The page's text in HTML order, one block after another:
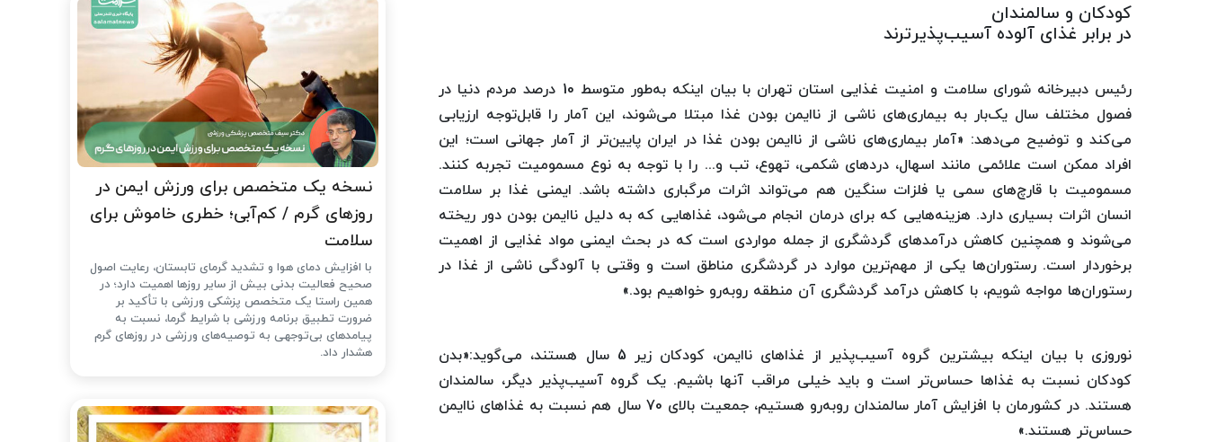
کودکان و سالمندان
در برابر غذای آلوده آسیب‌پذیرترند
رئیس دبیرخانه شورای سلامت و امنیت غذایی استان تهران با بیان اینکه به‌طور متوسط 10 درصد مردم دنیا در
فصول مختلف سال یک‌بار به بیماری‌های ناشی از ناایمن بودن غذا مبتلا می‌شوند، این آمار را قابل‌توجه ارزیابی
می‌کند و توضیح می‌دهد: «آمار بیماری‌های ناشی از ناایمن بودن غذا در ایران پایین‌تر از آمار جهانی است؛ این
افراد ممکن است علائمی مانند اسهال، دردهای شکمی، تهوع، تب و... را با توجه به نوع مسمومیت تجربه ‌کنند.
مسمومیت‌ با قارچ‌های سمی یا فلزات سنگین هم می‌تواند اثرات مرگباری داشته باشد. ایمنی غذا بر سلامت
انسان اثرات بسیاری دارد. هزینه‌هایی که برای درمان انجام می‌شود، غذاهایی که به دلیل ناایمن بودن دور ریخته
می‌شوند و همچنین کاهش درآمدهای گردشگری از جمله مواردی است که در بحث ایمنی مواد غذایی از اهمیت
برخوردار است. رستوران‌ها یکی از مهم‌ترین موارد در گردشگری مناطق است و وقتی با آلودگی ناشی از غذا در
رستوران‌ها مواجه شویم، با کاهش درآمد گردشگری آن منطقه روبه‌رو خواهیم بود.»
نوروزی با بیان اینکه بیشترین گروه آسیب‌پذیر از غذاهای ناایمن، کودکان زیر 5 سال هستند، می‌گوید:«بدن
کودکان نسبت به غذاها حساس‌تر است و باید خیلی مراقب آنها باشیم. یک گروه آسیب‌پذیر دیگر، سالمندان
هستند. در کشورمان با افزایش آمار سالمندان روبه‌رو هستیم، جمعیت بالای 70 سال هم نسبت به غذاهای ناایمن
حساس‌تر هستند.»
نسخه یک متخصص برای ورزش ایمن در
روزهای گرم / کم‌آبی؛ خطری خاموش برای
سلامت
با افزایش دمای هوا و تشدید گرمای تابستان، رعایت اصول
صحیح فعالیت بدنی بیش از سایر روزها اهمیت دارد؛ در
همین راستا یک متخصص پزشکی ورزشی با تأکید بر
ضرورت تطبیق برنامه ورزشی با شرایط گرما، نسبت به
پیامدهای بی‌توجهی به توصیه‌های ورزشی در روزهای گرم
هشدار داد.